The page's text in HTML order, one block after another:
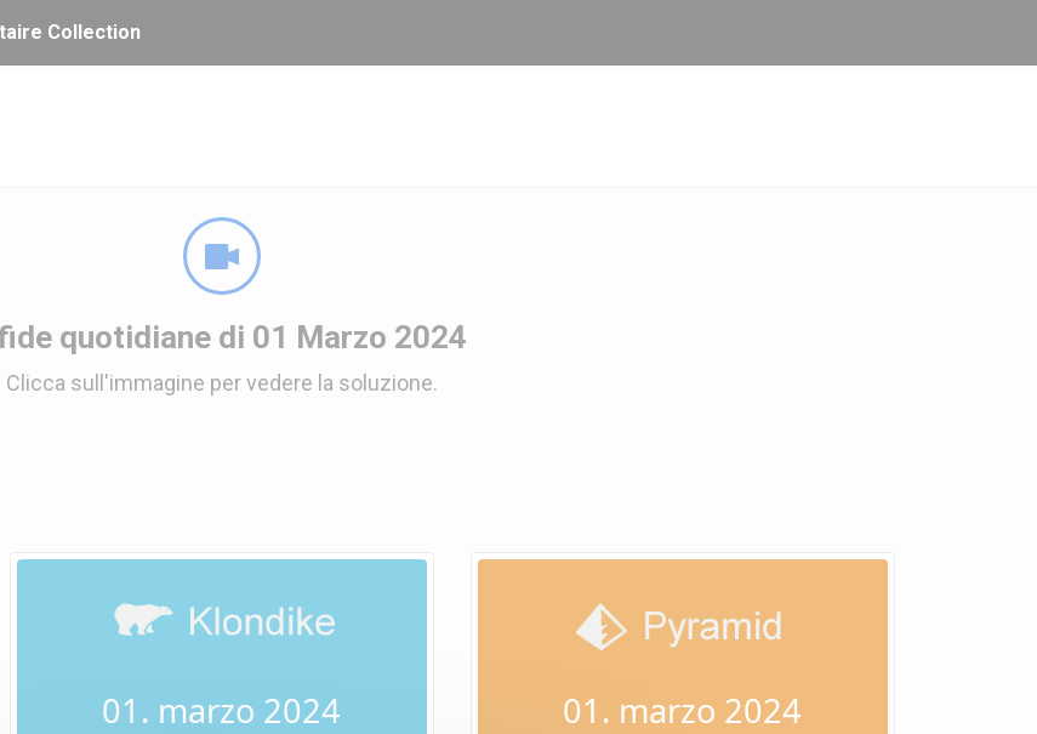
Collection
quotidiane di 01 Marzo 2024
Clicca sull'immagine per vedere la soluzione.
01. marzo 2024 01. marzo 2024